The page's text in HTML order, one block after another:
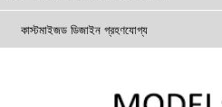
কাস্টমাইজড ডিজাইন গ্রহণযোগ্য